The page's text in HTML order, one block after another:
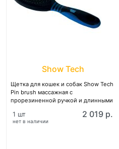
Show Tech
Щетка для кошек и собак Show Tech
Pin brush массажная с
прорезиненной ручкой и длинными
нет в наличии
1 шт 2 019 р.